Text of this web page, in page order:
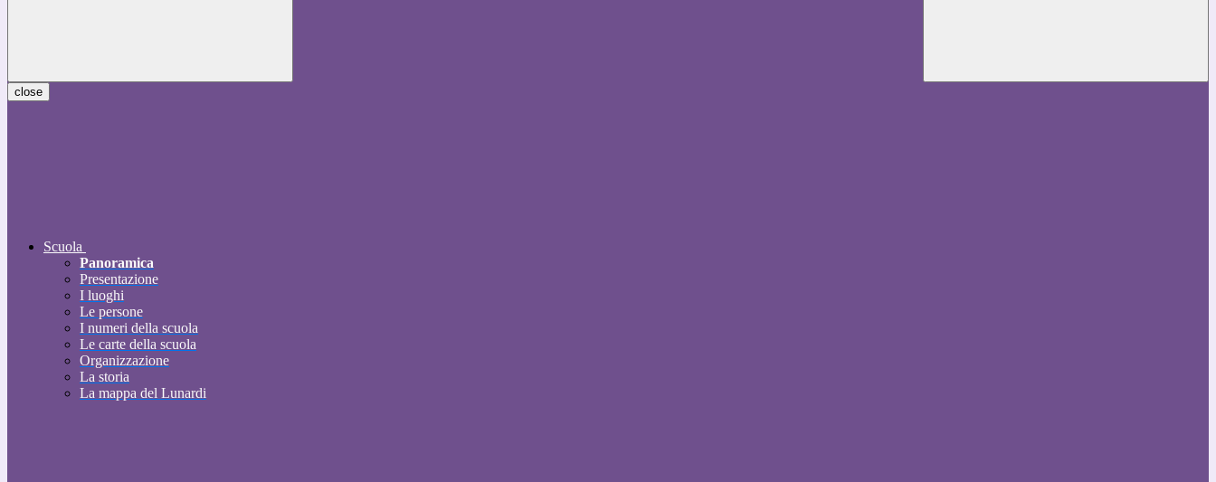
close
Scuola
Panoramica
Presentazione
I luoghi
Le persone
I numeri della scuola
Le carte della scuola
Organizzazione
La storia
La mappa del Lunardi